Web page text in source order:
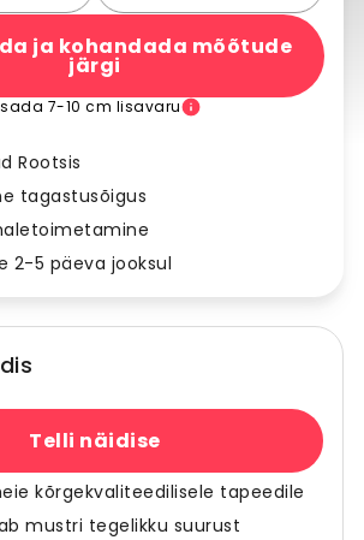
ja kohandada mõõtude
järgi
7-10 cm lisavaru
Rootsis
tagastusõigus
2-5 päeva jooksul
Telli näidise
kõrgekvaliteedilisele tapeedile
mustri tegelikku suurust